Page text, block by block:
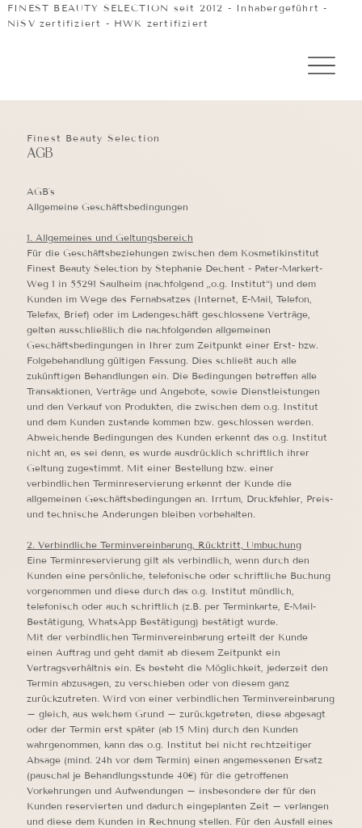
FINEST BEAUTY SELECTION seit 2012 - Inhabergeführt -
NiSV zertifiziert - HWK zertifiziert
Finest Beauty Selection
AGB
AGB´s
Allgemeine Geschäftsbedingungen
1. Allgemeines und Geltungsbereich
Für die Geschäftsbeziehungen zwischen dem Kosmetikinstitut
Finest Beauty Selection by Stephanie Dechent - Pater-Markert-
Weg 1 in 55291 Saulheim (nachfolgend „o.g. Institut“) und dem
Kunden im Wege des Fernabsatzes (Internet, E-Mail, Telefon,
Telefax, Brief) oder im Ladengeschäft geschlossene Verträge,
gelten ausschließlich die nachfolgenden allgemeinen
Geschäftsbedingungen in Ihrer zum Zeitpunkt einer Erst- bzw.
Folgebehandlung gültigen Fassung. Dies schließt auch alle
zukünftigen Behandlungen ein. Die Bedingungen betreffen alle
Transaktionen, Verträge und Angebote, sowie Dienstleistungen
und den Verkauf von Produkten, die zwischen dem o.g. Institut
und dem Kunden zustande kommen bzw. geschlossen werden.
Abweichende Bedingungen des Kunden erkennt das o.g. Institut
nicht an, es sei denn, es wurde ausdrücklich schriftlich ihrer
Geltung zugestimmt. Mit einer Bestellung bzw. einer
verbindlichen Terminreservierung erkennt der Kunde die
allgemeinen Geschäftsbedingungen an. Irrtum, Druckfehler, Preis-
und technische Änderungen bleiben vorbehalten.
2. Verbindliche Terminvereinbarung, Rücktritt, Umbuchung
Eine Terminreservierung gilt als verbindlich, wenn durch den
Kunden eine persönliche, telefonische oder schriftliche Buchung
vorgenommen und diese durch das o.g. Institut mündlich,
telefonisch oder auch schriftlich (z.B. per Terminkarte, E-Mail-
Bestätigung, WhatsApp Bestätigung) bestätigt wurde.
Mit der verbindlichen Terminvereinbarung erteilt der Kunde
einen Auftrag und geht damit ab diesem Zeitpunkt ein
Vertragsverhältnis ein. Es besteht die Möglichkeit, jederzeit den
Termin abzusagen, zu verschieben oder von diesem ganz
zurückzutreten. Wird von einer verbindlichen Terminvereinbarung
– gleich, aus welchem Grund – zurückgetreten, diese abgesagt
oder der Termin erst später (ab 15 Min) durch den Kunden
wahrgenommen, kann das o.g. Institut bei nicht rechtzeitiger
Absage (mind. 24h vor dem Termin) einen angemessenen Ersatz
(pauschal je Behandlungsstunde 40€) für die getroffenen
Vorkehrungen und Aufwendungen – insbesondere der für den
Kunden reservierten und dadurch eingeplanten Zeit – verlangen
und diese dem Kunden in Rechnung stellen. Für den Ausfall eines